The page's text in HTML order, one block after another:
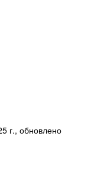
г., обновлено